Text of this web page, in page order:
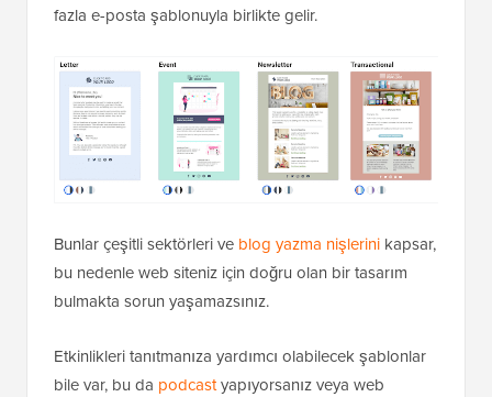
fazla e-posta şablonuyla birlikte gelir.
Bunlar çeşitli sektörleri ve blog yazma nişlerini kapsar,
bu nedenle web siteniz için doğru olan bir tasarım
bulmakta sorun yaşamazsınız.
Etkinlikleri tanıtmanıza yardımcı olabilecek şablonlar
bile var, bu da podcastyapıyorsanız veya web